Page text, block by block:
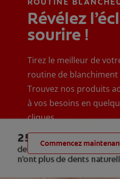
Révélez
sourire !
Tirez le meilleur de
routine de blanchiment
Trouvez nos produits
à vos besoins en
cliques
Commencez